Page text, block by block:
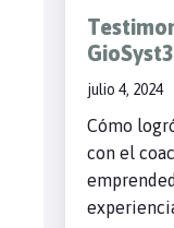
julio 4, 2024
Cómo
con el